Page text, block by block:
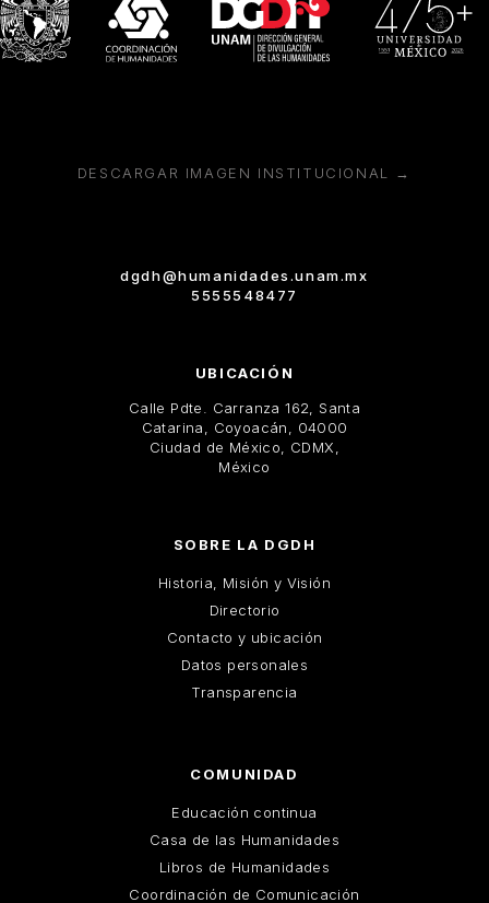
DESCARGAR IMAGEN INSTITUCIONAL →
dgdh@humanidades.unam.mx
5555548477
UBICACIÓN
Calle Pdte. Carranza 162, Santa
Catarina, Coyoacán, 04000
Ciudad de México, CDMX,
México
SOBRE LA DGDH
Historia, Misión y Visión
Directorio
Contacto y ubicación
Datos personales
Transparencia
COMUNIDAD
Educación continua
Casa de las Humanidades
Libros de Humanidades
Coordinación de Comunicación